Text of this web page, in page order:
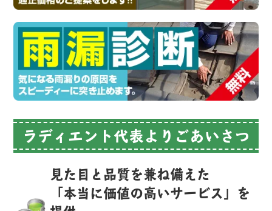
ラディエント代表よりごあいさつ
見た目と品質を兼ね備えた
「本当に価値の高いサービス」を